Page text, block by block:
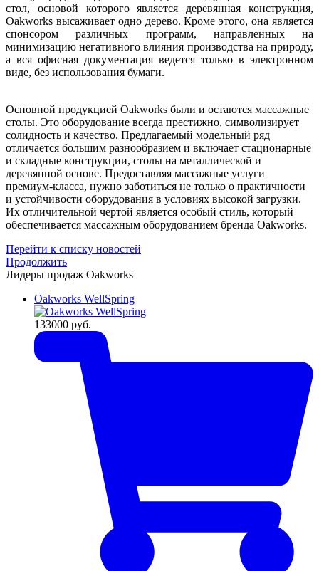
стол, основой которого является деревянная конструкция,
Oakworks высаживает одно дерево. Кроме этого, она является
спонсором различных программ, направленных на
минимизацию негативного влияния производства на природу,
а вся офисная документация ведется только в электронном
виде, без использования бумаги.
Основной продукцией Oakworks были и остаются массажные
столы. Это оборудование всегда престижно, символизирует
солидность и качество. Предлагаемый модельный ряд
отличается большим разнообразием и включает стационарные
и складные конструкции, столы на металлической и
деревянной основе. Предоставляя массажные услуги
премиум-класса, нужно заботиться не только о практичности
и устойчивости оборудования в условиях высокой загрузки.
Их отличительной чертой является особый стиль, который
обеспечивается массажным оборудованием бренда Oakworks.
Перейти к списку новостей
Продолжить
Лидеры продаж Oakworks
Oakworks WellSpring
133000 руб.